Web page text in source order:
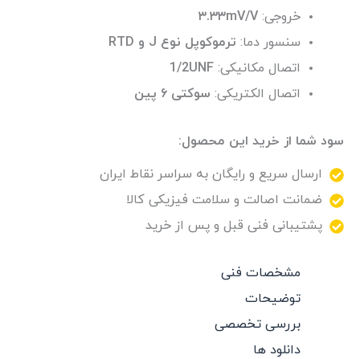
خروجی: ۳.۳۳mV/V
سنسور دما: ترموکوپل نوع J و RTD
اتصال مکانیکی:‌ 1/2UNF
اتصال الکتریکی: سوکتی ۶ پین
سود شما از خرید این محصول:
ارسال سریع و رایگان به سراسر نقاط ایران
ضمانت اصالت و سلامت فیزیکی کالا
پشتیبانی فنی قبل و پس از خرید
مشخصات فنی
توضیحات
بررسی تخصصی
دانلود ها